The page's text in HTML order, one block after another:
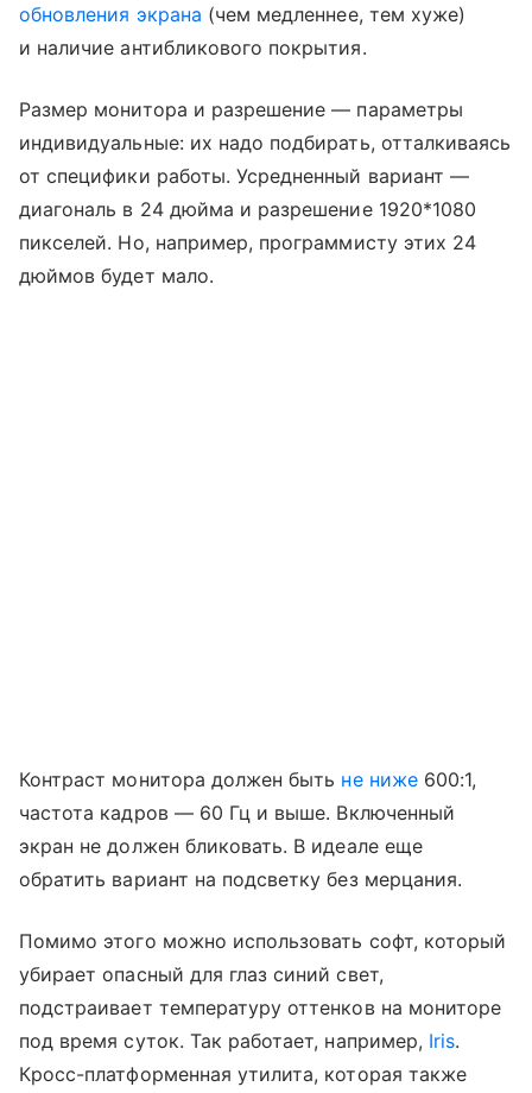
обновления экрана (чем медленнее, тем хуже)
и наличие антибликового покрытия.
Размер монитора и разрешение — параметры
индивидуальные: их надо подбирать, отталкиваясь
от специфики работы. Усредненный вариант —
диагональ в 24 дюйма и разрешение 1920*1080
пикселей. Но, например, программисту этих 24
дюймов будет мало.
Контраст монитора должен быть не ниже600:1,
частота кадров — 60 Гц и выше. Включенный
экран не должен бликовать. В идеале еще
обратить вариант на подсветку без мерцания.
Помимо этого можно использовать софт, который
убирает опасный для глаз синий свет,
подстраивает температуру оттенков на мониторе
под время суток. Так работает, например, Iris.
Кросс-платформенная утилита, которая также